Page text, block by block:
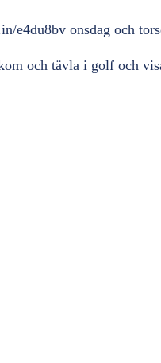
e4du8bv onsdag och
och tävla i golf och